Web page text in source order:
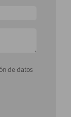
de datos